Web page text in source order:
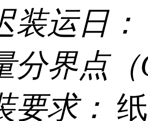
装运日：
分界点
要求：